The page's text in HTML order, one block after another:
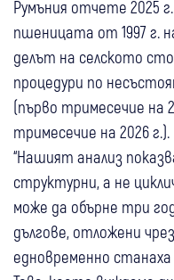
Румъния отчете 2025
пшеницата от 1997 г.
делът на селското
процедури по
(първо тримесечие на
тримесечие на 2026 г.).
“Нашият анализ
структурни, а не
може да обърне три
дългове, отложени
едновременно станаха